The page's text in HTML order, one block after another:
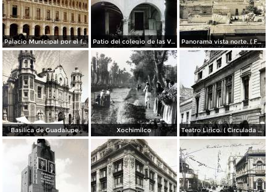
Palacio Municipal por el fotografo Hugo Brehme.. Patio del colegio de las Vizcainas por el fotografo Hugo Brehme. Panorama vista norte. ( Fechada el 20 de Junio de 1905 ).
Basilica de Guadalupe. Xochimilco Teatro Lirico. ( Circulada el 1 de Agosto de 1926 ).